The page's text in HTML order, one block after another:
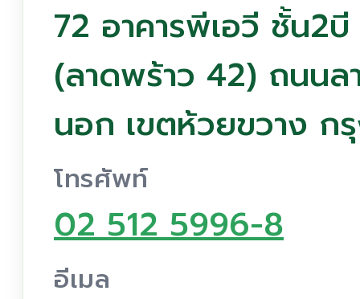
72 อาคารพีเอวี ชั้น2
(ลาดพร้าว 42) ถนนล
นอก เขตห้วยขวาง ก
โทรศัพท์
02 512 5996-8
อีเมล